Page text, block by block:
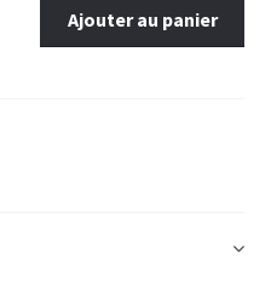
Ajouter au panier